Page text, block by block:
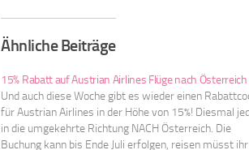
Ähnliche Beiträge
15% Rabatt auf Austrian Airlines Flüge nach Österreich
Und auch diese Woche gibt es wieder einen
für Austrian Airlines in der Höhe von 15%! Diesmal
in die umgekehrte Richtung NACH Österreich. Die
Buchung kann bis Ende Juli erfolgen, reisen müsst ihr